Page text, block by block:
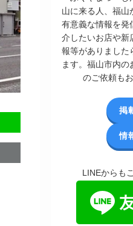
山に来る人、福山
有意義な情報を発
介したいお店や新
報等がありました
ます。福山市内
のご依頼も
掲
情
LINEからも